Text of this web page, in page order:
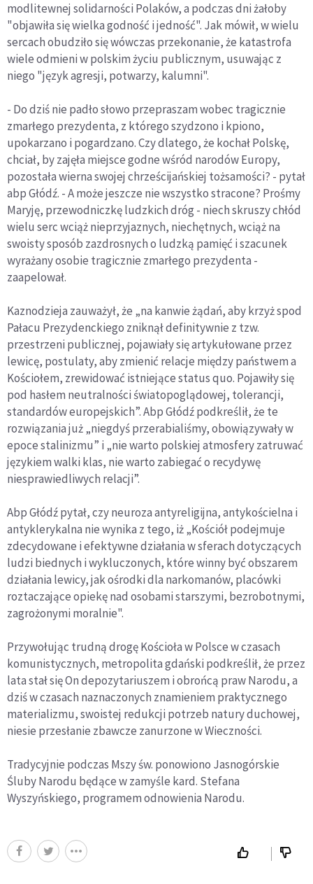
modlitewnej solidarności Polaków, a podczas dni żałoby
"objawiła się wielka godność i jedność". Jak mówił, w wielu
sercach obudziło się wówczas przekonanie, że katastrofa
wiele odmieni w polskim życiu publicznym, usuwając z
niego "język agresji, potwarzy, kalumni".
- Do dziś nie padło słowo przepraszam wobec tragicznie
zmarłego prezydenta, z którego szydzono i kpiono,
upokarzano i pogardzano. Czy dlatego, że kochał Polskę,
chciał, by zajęła miejsce godne wśród narodów Europy,
pozostała wierna swojej chrześcijańskiej tożsamości? - pytał
abp Głódź. - A może jeszcze nie wszystko stracone? Prośmy
Maryję, przewodniczkę ludzkich dróg - niech skruszy chłód
wielu serc wciąż nieprzyjaznych, niechętnych, wciąż na
swoisty sposób zazdrosnych o ludzką pamięć i szacunek
wyrażany osobie tragicznie zmarłego prezydenta -
zaapelował.
Kaznodzieja zauważył, że „na kanwie żądań, aby krzyż spod
Pałacu Prezydenckiego zniknął definitywnie z tzw.
przestrzeni publicznej, pojawiały się artykułowane przez
lewicę, postulaty, aby zmienić relacje między państwem a
Kościołem, zrewidować istniejące status quo. Pojawiły się
pod hasłem neutralności światopoglądowej, tolerancji,
standardów europejskich”. Abp Głódź podkreślił, że te
rozwiązania już „niegdyś przerabialiśmy, obowiązywały w
epoce stalinizmu” i „nie warto polskiej atmosfery zatruwać
językiem walki klas, nie warto zabiegać o recydywę
niesprawiedliwych relacji”.
Abp Głódź pytał, czy neuroza antyreligijna, antykościelna i
antyklerykalna nie wynika z tego, iż „Kościół podejmuje
zdecydowane i efektywne działania w sferach dotyczących
ludzi biednych i wykluczonych, które winny być obszarem
działania lewicy, jak ośrodki dla narkomanów, placówki
roztaczające opiekę nad osobami starszymi, bezrobotnymi,
zagrożonymi moralnie".
Przywołując trudną drogę Kościoła w Polsce w czasach
komunistycznych, metropolita gdański podkreślił, że przez
lata stał się On depozytariuszem i obrońcą praw Narodu, a
dziś w czasach naznaczonych znamieniem praktycznego
materializmu, swoistej redukcji potrzeb natury duchowej,
niesie przesłanie zbawcze zanurzone w Wieczności.
Tradycyjnie podczas Mszy św. ponowiono Jasnogórskie
Śluby Narodu będące w zamyśle kard. Stefana
Wyszyńskiego, programem odnowienia Narodu.